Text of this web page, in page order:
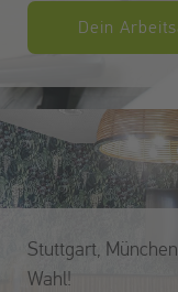
Dein
Stuttgart,
Wahl!